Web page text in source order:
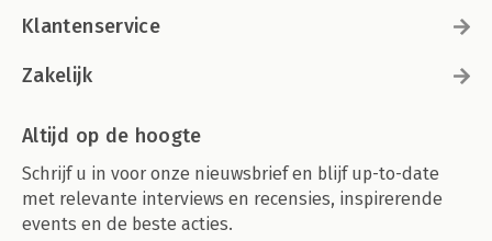
Klantenservice
Zakelijk
Altijd op de hoogte
Schrijf u in voor onze nieuwsbrief en blijf up-to-date
met relevante interviews en recensies, inspirerende
events en de beste acties.